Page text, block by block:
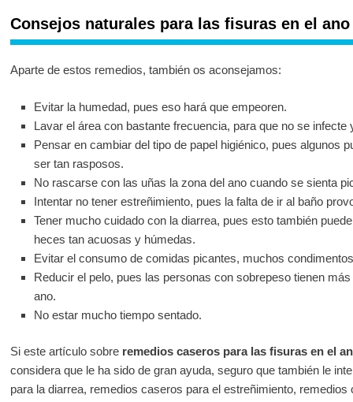
Consejos naturales para las fisuras en el ano
Aparte de estos remedios, también os aconsejamos:
Evitar la humedad, pues eso hará que empeoren.
Lavar el área con bastante frecuencia, para que no se
Pensar en cambiar del tipo de papel higiénico, pues algunos
ser tan rasposos.
No rascarse con las uñas la zona del ano cuando se sienta
Intentar no tener estreñimiento, pues la falta de ir al baño
Tener mucho cuidado con la diarrea, pues esto también
heces tan acuosas y húmedas.
Evitar el consumo de comidas picantes, muchos
Reducir el pelo, pues las personas con sobrepeso tienen
ano.
No estar mucho tiempo sentado.
Si este artículo sobre remedios caseros para las fisuras en el
considera que le ha sido de gran ayuda, seguro que también le
para la diarrea, remedios caseros para el estreñimiento,